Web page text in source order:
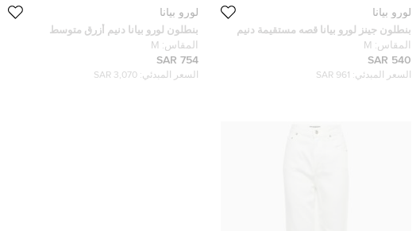
لورو بيانا
بنطلون جينز لورو بيانا قصه مستقيمة دنيم
بني M
المقاس: M
540 SAR
السعر المبدئي: 961 SAR
لورو بيانا
بنطلون لورو بيانا دنيم أزرق متوسط
المقاس: M
754 SAR
السعر المبدئي: 3,070 SAR